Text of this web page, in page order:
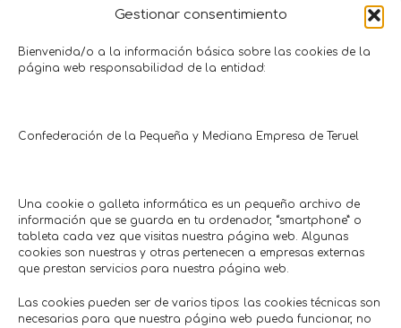
Gestionar consentimiento
Bienvenida/o a la información básica sobre las cookies de la
página web responsabilidad de la entidad:
Confederación de la Pequeña y Mediana Empresa de Teruel
Una cookie o galleta informática es un pequeño archivo de
información que se guarda en tu ordenador, “smartphone” o
tableta cada vez que visitas nuestra página web. Algunas
cookies son nuestras y otras pertenecen a empresas externas
que prestan servicios para nuestra página web.
Las cookies pueden ser de varios tipos: las cookies técnicas son
necesarias para que nuestra página web pueda funcionar, no
decoración
10%
Comercios en actívaTe